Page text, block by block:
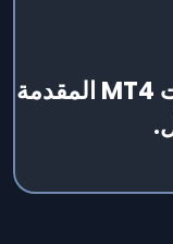
الاستمتاع بالوصول إلى مؤشرات MT4 المقدمة